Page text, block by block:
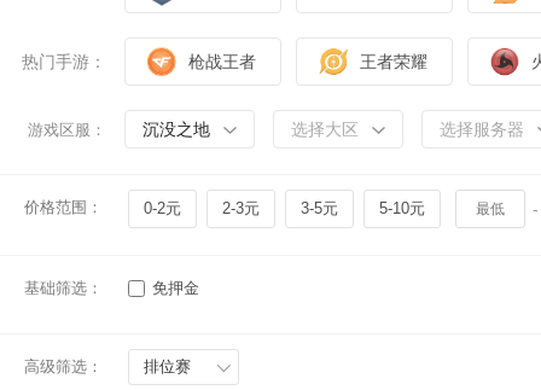
热门手游： 枪战王者 王者荣耀
游戏区服： 沉没之地 选择大区 选择服务器
价格范围： 0-2元 2-3元 3-5元 5-10元 -
基础筛选： 免押金
高级筛选： 排位赛